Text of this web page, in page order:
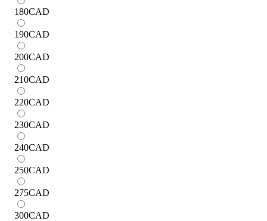
180CAD
190CAD
200CAD
210CAD
220CAD
230CAD
240CAD
250CAD
275CAD
300CAD